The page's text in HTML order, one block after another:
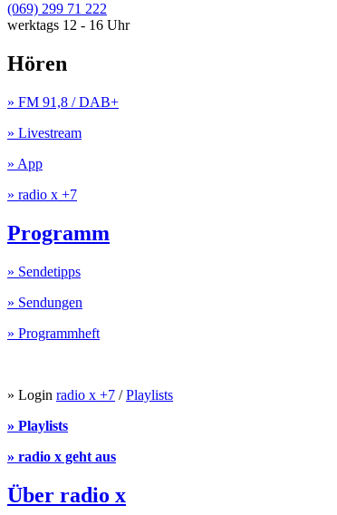
(069) 299 71 222
werktags 12 - 16 Uhr
Hören
» FM 91,8 / DAB+
» Livestream
» App
» radio x +7
Programm
» Sendetipps
» Sendungen
» Programmheft
» Login radio x +7 /Playlists
» Playlists
» radio x geht aus
Über radio x